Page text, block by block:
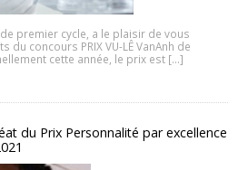
premier cycle, a le plaisir de vous
concours PRIX VU-LÊ VanAnh de
cette année, le prix est […]
du Prix Personnalité par excellence